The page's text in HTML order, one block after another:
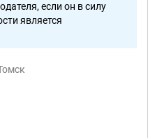
если он в силу
является